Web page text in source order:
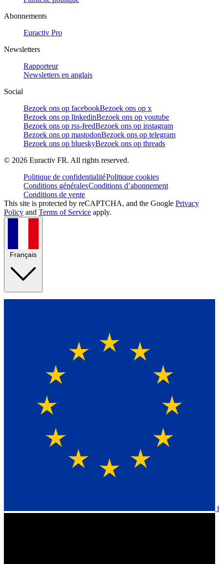
Abonnements
Euractiv Pro
Newsletters
Rapporteur
Newsletters en anglais
Social
Bezoek ons op facebookBezoek ons op x
Bezoek ons op linkedinBezoek ons op youtube
Bezoek ons op rss-feedBezoek ons op instagram
Bezoek ons op mastodonBezoek ons op telegram
Bezoek ons op blueskyBezoek ons op threads
© 2026 Euractiv FR. All rights reserved.
Politique de confidentialitéPolitique cookies
Conditions généralesConditions d’abonnement
Conditions de vente
This site is protected by reCAPTCHA, and the Google Privacy
Policy and Terms of Service apply.
Français